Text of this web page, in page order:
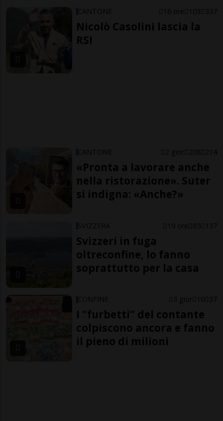
CANTONE 16 ore 103 337
Nicolò Casolini lascia la
RSI
CANTONE 2 gior 208 214
«Pronta a lavorare anche
nella ristorazione». Suter
si indigna: «Anche?»
SVIZZERA 19 ore 85 137
Svizzeri in fuga
oltreconfine, lo fanno
soprattutto per la casa
CONFINE 3 gior 10 37
I "furbetti" del contante
colpiscono ancora e fanno
il pieno di milioni